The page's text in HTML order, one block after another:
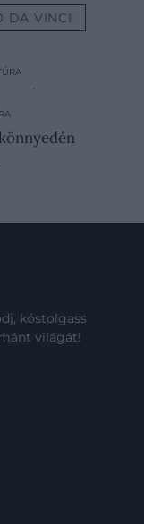
DA VINCI
kóstolgass
világát!